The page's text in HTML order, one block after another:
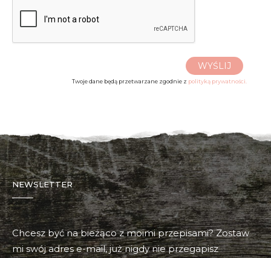
WYŚLIJ
Twoje dane będą przetwarzane zgodnie z polityką prywatności.
NEWSLETTER
Chcesz być na bieżąco z moimi przepisami? Zostaw
mi swój adres e-mail, już nigdy nie przegapisz